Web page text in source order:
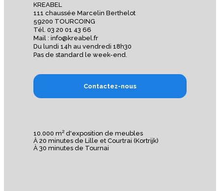
KREABEL
111 chaussée Marcelin Berthelot
59200 TOURCOING
Tél. 03 20 01 43 66
Mail : info@kreabel.fr
Du lundi 14h au vendredi 18h30
Pas de standard le week-end.
Contactez-nous
10.000 m² d'exposition de meubles
À 20 minutes de Lille et Courtrai (Kortrijk)
À 30 minutes de Tournai